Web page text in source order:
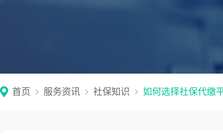
首页 服务资讯 社保知识 如何选择社保代缴